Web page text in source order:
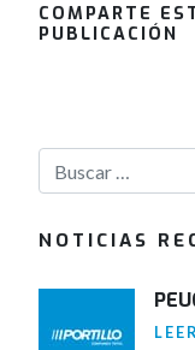
COMPARTE
PUBLICACIÓN
NOTICIAS